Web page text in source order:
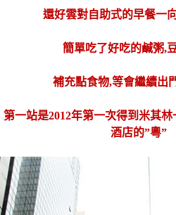
還好雲對自助式的早餐一
簡單吃了好吃的鹹粥,
補充點食物,等會繼續出
第一站是2012年第一次得到米其
酒店的”粵”